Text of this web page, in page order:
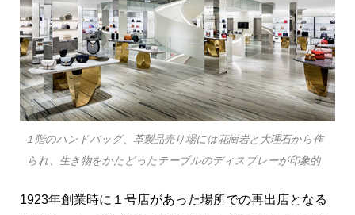
１階のハンドバッグ、革製品売り場には花崗岩と大理石から作
られ、生き物をかたどったテーブルのディスプレーが印象的
1923年創業時に１号店があった場所での再出店となる